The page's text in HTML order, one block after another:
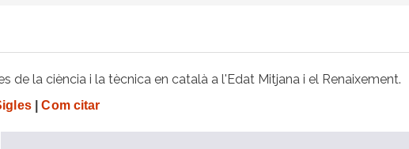
de la ciència i la tècnica en català a l'Edat Mitjana i el Renaixement.
| Com citar